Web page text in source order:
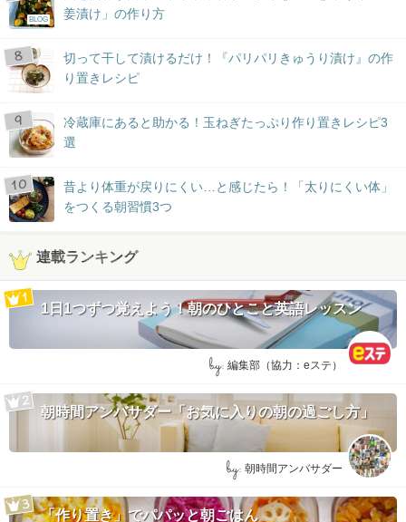
BLOG
姜漬け」の作り方
切って干して漬けるだけ！『パリパリきゅうり漬け』の作
り置きレシピ
冷蔵庫にあると助かる！玉ねぎたっぷり作り置きレシピ3
選
昔より体重が戻りにくい…と感じたら！「太りにくい体」
をつくる朝習慣3つ
連載ランキング
1日1つずつ覚えよう！朝のひとこと英語レッスン
by: 編集部（協力：eステ）
朝時間アンバサダー「お気に入りの朝の過ごし方」
by: 朝時間アンバサダー
「作り置き」でパパッと朝ごはん